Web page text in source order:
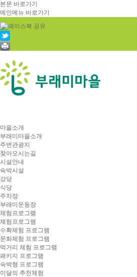
본문 바로가기
메인메뉴 바로가기
마을소개
부래미마을소개
주변관광지
찾아오시는길
시설안내
숙박시설
강당
식당
주차장
부래미운동장
체험프로그램
체험프로그램
수확체험 프로그램
문화체험 프로그램
먹거리 체험 프로그램
패키지 프로그램
숙박형 프로그램
이달의 추천체험